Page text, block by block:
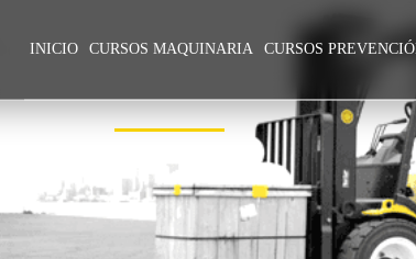
INICIO CURSOS MAQUINARIA CURSOS